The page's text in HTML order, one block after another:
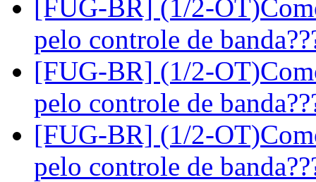
[FUG-BR] (1/2-
pelo controle de
[FUG-BR] (1/2-
pelo controle de
[FUG-BR] (1/2-
pelo controle de